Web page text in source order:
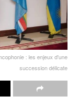
: les enjeux d'une
succession délicate